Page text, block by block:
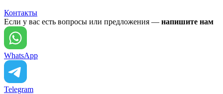
Контакты
Если у вас есть вопросы или предложения — напишите нам
WhatsApp
Telegram